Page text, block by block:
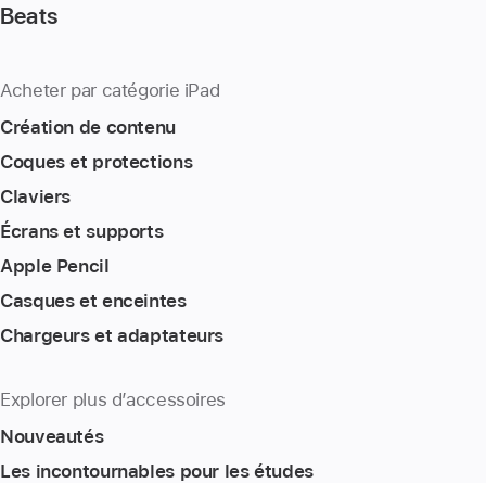
Beats
Acheter par catégorie iPad
Création de contenu
Coques et protections
Claviers
Écrans et supports
Apple Pencil
Casques et enceintes
Chargeurs et adaptateurs
Explorer plus d’accessoires
Nouveautés
Les incontournables pour les études